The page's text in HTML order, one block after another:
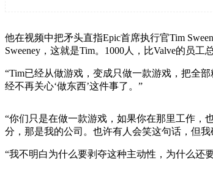
他在视频中把矛头直指Epic首席执行官Tim
Sweeney，这就是Tim。1000人，比Valve的员工
“Tim已经从做游戏，变成只做一款游戏，把全
经不再关心‘做东西’这件事了。”
“你们只是在做一款游戏，如果你在那里工作，
分，那是我的公司。也许有人会笑这句话，但
“我不明白为什么要剥夺这种主动性，为什么还